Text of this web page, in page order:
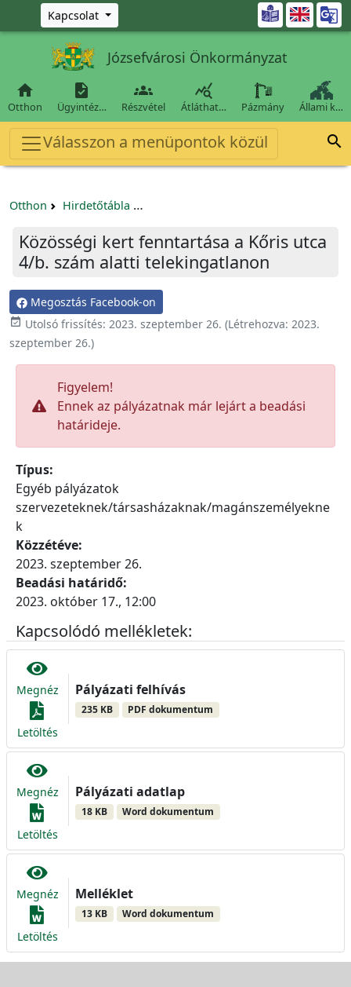
Ugrás a fő tartalomra
Kapcsolat 
Józsefvárosi Önkormányzat

Otthon

Ügyintéz…

Részvétel

Átláthat… Pázmány Állami k…
Válasszon a menüpontok közül 
Otthon Hirdetőtábla
Közösségi kert fenntartása a Kőris utca
4/b. szám alatti telekingatlanon
Megosztás Facebook-on
 Utolsó frissítés: 2023. szeptember 26. (Létrehozva: 2023.
szeptember 26.)
Figyelem!
Ennek az pályázatnak már lejárt a beadási
határideje.
Típus:
Egyéb pályázatok
szervezeteknek/társasházaknak/magánszemélyekne
k
Közzétéve:
2023. szeptember 26.
Beadási határidő:
2023. október 17., 12:00
Kapcsolódó mellékletek:
Megnéz
Letöltés
Pályázati felhívás
235 KB PDF dokumentum
Megnéz
Letöltés
Pályázati adatlap
18 KB Word dokumentum
Megnéz
Letöltés
Melléklet
13 KB Word dokumentum